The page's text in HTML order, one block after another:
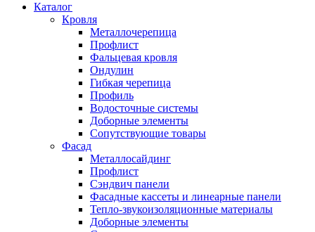
Каталог
Кровля
Металлочерепица
Профлист
Фальцевая кровля
Ондулин
Гибкая черепица
Профиль
Водосточные системы
Доборные элементы
Сопутствующие товары
Фасад
Металлосайдинг
Профлист
Сэндвич панели
Фасадные кассеты и линеарные панели
Тепло-звукоизоляционные материалы
Доборные элементы